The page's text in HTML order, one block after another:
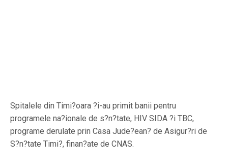
Spitalele din Timi?oara ?i-au primit banii pentru
programele na?ionale de s?n?tate, HIV SIDA ?i TBC,
programe derulate prin Casa Jude?ean? de Asigur?ri de
S?n?tate Timi?, finan?ate de CNAS.